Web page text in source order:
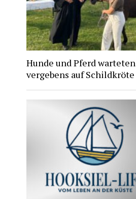
Hunde und Pferd warteten
vergebens auf Schildkröte